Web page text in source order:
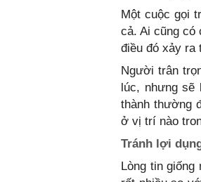
Một cuộc gọi
cả. Ai cũng có
điều đó xảy ra
Người trân
lúc, nhưng sẽ
thành thường
ở vị trí nào
Tránh lợi
Lòng tin